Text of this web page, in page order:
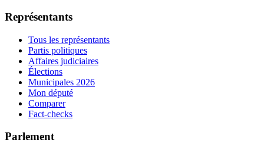
Représentants
Tous les représentants
Partis politiques
Affaires judiciaires
Élections
Municipales 2026
Mon député
Comparer
Fact-checks
Parlement